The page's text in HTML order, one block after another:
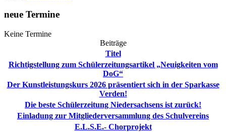
neue Termine
Keine Termine
Beiträge
Titel
Richtigstellung zum Schülerzeitungsartikel „Neuigkeiten vom
DoG“
Der Kunstleistungskurs 2026 präsentiert sich in der Sparkasse
Verden!
Die beste Schülerzeitung Niedersachsens ist zurück!
Einladung zur Mitgliederversammlung des Schulvereins
E.L.S.E.- Chorprojekt